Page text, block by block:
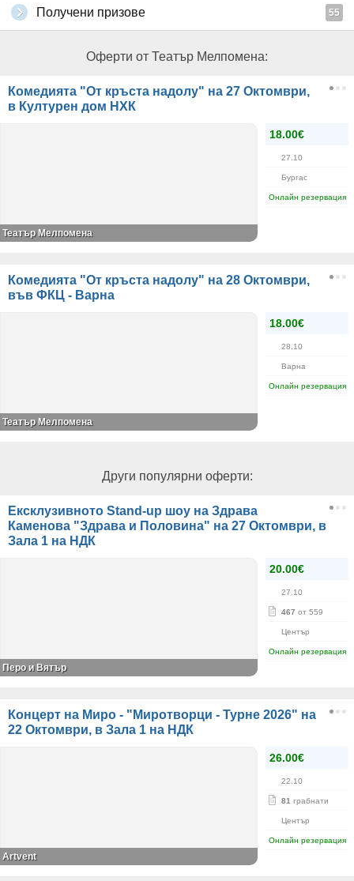
Получени призове 55
Оферти от Театър Мелпомена:
Комедията "От кръста надолу" на 27 Октомври,
в Културен дом НХК
18.00€
27.10
Бургас
Онлайн резервация
Театър Мелпомена
Комедията "От кръста надолу" на 28 Октомври,
във ФКЦ - Варна
18.00€
28.10
Варна
Онлайн резервация
Театър Мелпомена
Други популярни оферти:
Ексклузивното Stand-up шоу на Здрава
Каменова "Здрава и Половина" на 27 Октомври, в
Зала 1 на НДК
20.00€
27.10
467 от 559
Център
Онлайн резервация
Перо и Вятър
Концерт на Миро - "Миротворци - Турне 2026" на
22 Октомври, в Зала 1 на НДК
26.00€
22.10
81 грабнати
Център
Онлайн резервация
Artvent